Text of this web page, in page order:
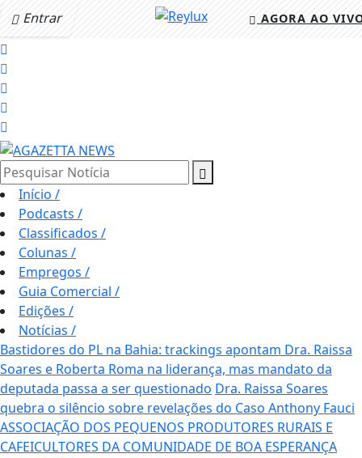
Entrar AGORA AO
Pesquisar Notícia
Início /
Podcasts /
Classificados /
Colunas /
Empregos /
Guia Comercial /
Edições /
Notícias /
Bastidores do PL na Bahia: trackings apontam Dra. Raissa
Soares e Roberta Roma na liderança, mas mandato da
deputada passa a ser questionado Dra. Raissa Soares
quebra o silêncio sobre revelações do Caso Anthony Fauci
ASSOCIAÇÃO DOS PEQUENOS PRODUTORES RURAIS E
CAFEICULTORES DA COMUNIDADE DE BOA ESPERANÇA